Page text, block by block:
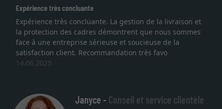
Expérience très concluante
Expérience très concluante. La gestion de la livraison et
la protection des cadres démontrent que nous sommes
face à une entreprise sérieuse et soucieuse de la
satisfaction client. Recommandation très favo
14.06.2025
Janyce - Conseil et service clientèle